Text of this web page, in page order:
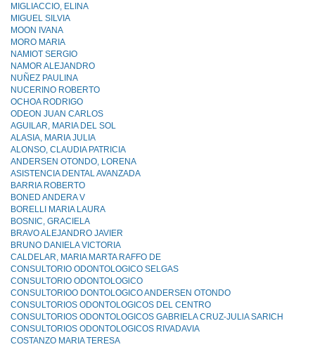
MIGLIACCIO, ELINA
MIGUEL SILVIA
MOON IVANA
MORO MARIA
NAMIOT SERGIO
NAMOR ALEJANDRO
NUÑEZ PAULINA
NUCERINO ROBERTO
OCHOA RODRIGO
ODEON JUAN CARLOS
AGUILAR, MARIA DEL SOL
ALASIA, MARIA JULIA
ALONSO, CLAUDIA PATRICIA
ANDERSEN OTONDO, LORENA
ASISTENCIA DENTAL AVANZADA
BARRIA ROBERTO
BONED ANDERA V
BORELLI MARIA LAURA
BOSNIC, GRACIELA
BRAVO ALEJANDRO JAVIER
BRUNO DANIELA VICTORIA
CALDELAR, MARIA MARTA RAFFO DE
CONSULTORIO ODONTOLOGICO SELGAS
CONSULTORIO ODONTOLOGlCO
CONSULTORIOO DONTOLOGICO ANDERSEN OTONDO
CONSULTORIOS ODONTOLOGICOS DEL CENTRO
CONSULTORIOS ODONTOLOGICOS GABRIELA CRUZ-JULlA SARICH
CONSULTORIOS ODONTOLOGICOS RIVADAVIA
COSTANZO MARIA TERESA